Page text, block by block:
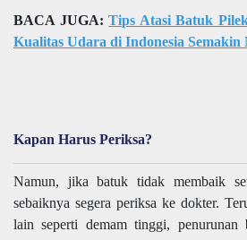
BACA JUGA:Tips Atasi Batuk
Kualitas Udara di Indonesia
Kapan Harus Periksa?
Namun, jika batuk tidak membaik
sebaiknya segera periksa ke dokter.
lain seperti demam tinggi, penurunan